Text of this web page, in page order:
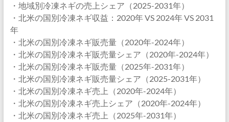
・地域別冷凍ネギの売上シェア（2025-2031年）
・北米の国別冷凍ネギ収益：2020年 VS 2024年 VS 2031
年
・北米の国別冷凍ネギ販売量（2020年-2024年）
・北米の国別冷凍ネギ販売量シェア（2020年-2024年）
・北米の国別冷凍ネギ販売量（2025年-2031年）
・北米の国別冷凍ネギ販売量シェア（2025-2031年）
・北米の国別冷凍ネギ売上（2020年-2024年）
・北米の国別冷凍ネギ売上シェア（2020年-2024年）
・北米の国別冷凍ネギ売上（2025年-2031年）